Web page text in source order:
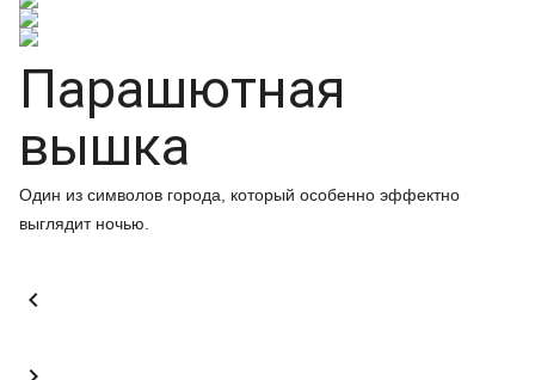
Парашютная
вышка
Один из символов города, который особенно эффектно
выглядит ночью.
